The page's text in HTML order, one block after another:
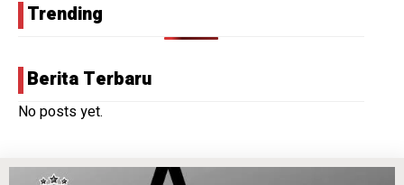
Trending
Berita Terbaru
No posts yet.